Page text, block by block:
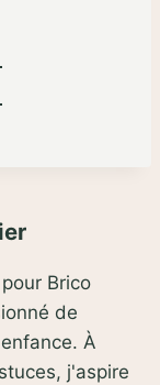
Brico
de
À
j'aspire